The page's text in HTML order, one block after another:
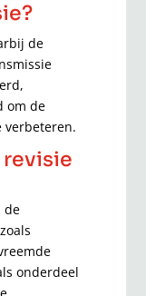
de
om de
verbeteren.
revisie
de
onderdeel